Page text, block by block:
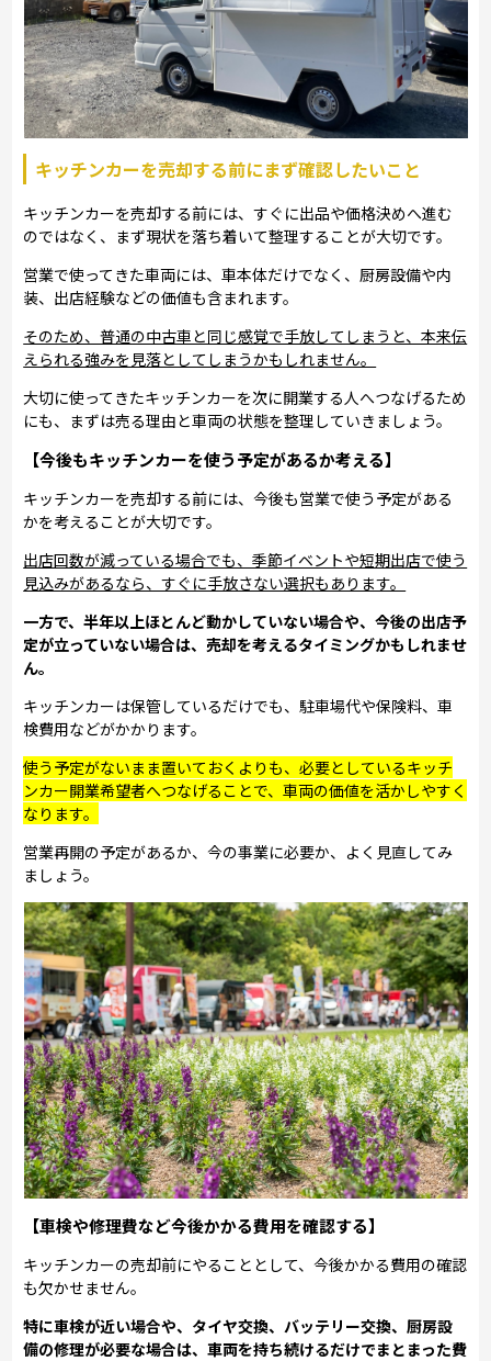
キッチンカーを売却する前にまず確認したいこと
キッチンカーを売却する前には、すぐに出品や価格決めへ進む
のではなく、まず現状を落ち着いて整理することが大切です。
営業で使ってきた車両には、車本体だけでなく、厨房設備や内
装、出店経験などの価値も含まれます。
そのため、普通の中古車と同じ感覚で手放してしまうと、本来伝
えられる強みを見落としてしまうかもしれません。
大切に使ってきたキッチンカーを次に開業する人へつなげるため
にも、まずは売る理由と車両の状態を整理していきましょう。
【今後もキッチンカーを使う予定があるか考える】
キッチンカーを売却する前には、今後も営業で使う予定がある
かを考えることが大切です。
出店回数が減っている場合でも、季節イベントや短期出店で使う
見込みがあるなら、すぐに手放さない選択もあります。
一方で、半年以上ほとんど動かしていない場合や、今後の出店予
定が立っていない場合は、売却を考えるタイミングかもしれませ
ん。
キッチンカーは保管しているだけでも、駐車場代や保険料、車
検費用などがかかります。
使う予定がないまま置いておくよりも、必要としているキッチ
ンカー開業希望者へつなげることで、車両の価値を活かしやすく
なります。
営業再開の予定があるか、今の事業に必要か、よく見直してみ
ましょう。
【車検や修理費など今後かかる費用を確認する】
キッチンカーの売却前にやることとして、今後かかる費用の確認
も欠かせません。
特に車検が近い場合や、タイヤ交換、バッテリー交換、厨房設
備の修理が必要な場合は、車両を持ち続けるだけでまとまった費